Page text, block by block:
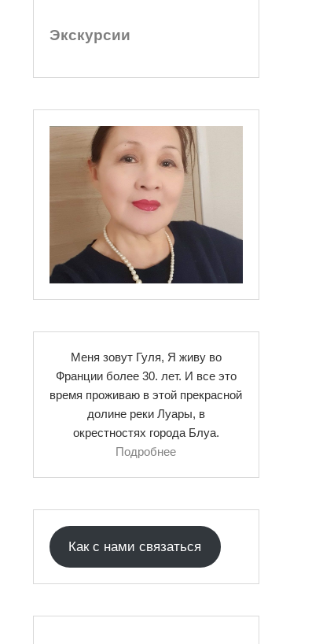
Экскурсии
Меня зовут Гуля, Я живу во
Франции более 30. лет. И все это
время проживаю в этой прекрасной
долине реки Луары, в
окрестностях города Блуа.
Подробнее
Как с нами связаться